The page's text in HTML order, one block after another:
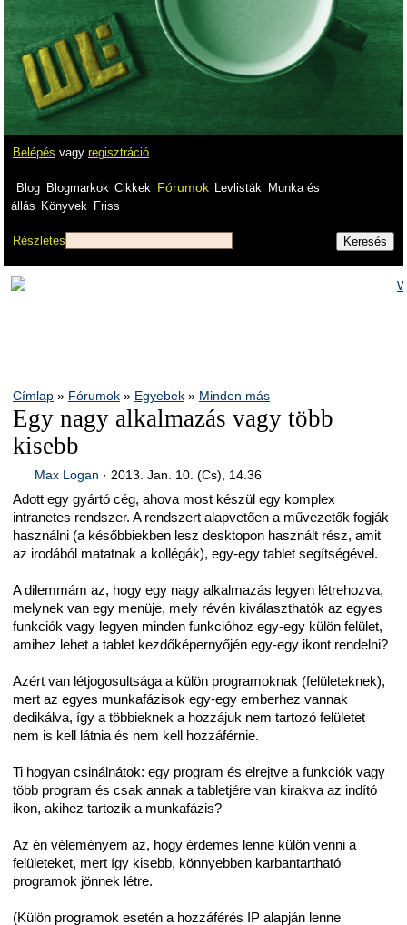
Belépés vagy regisztráció
Blog Blogmarkok Cikkek Fórumok Levlisták
Munka és
állás Könyvek Friss
Részletes
Címlap » Fórumok » Egyebek » Minden más
Egy nagy alkalmazás vagy több
kisebb
Max Logan · 2013. Jan. 10. (Cs), 14.36
Adott egy gyártó cég, ahova most készül egy komplex
intranetes rendszer. A rendszert alapvetően a művezetők fogják
használni (a későbbiekben lesz desktopon használt rész, amit
az irodából matatnak a kollégák), egy-egy tablet segítségével.
A dilemmám az, hogy egy nagy alkalmazás legyen létrehozva,
melynek van egy menüje, mely révén kiválaszthatók az egyes
funkciók vagy legyen minden funkcióhoz egy-egy külön felület,
amihez lehet a tablet kezdőképernyőjén egy-egy ikont rendelni?
Azért van létjogosultsága a külön programoknak (felületeknek),
mert az egyes munkafázisok egy-egy emberhez vannak
dedikálva, így a többieknek a hozzájuk nem tartozó felületet
nem is kell látnia és nem kell hozzáférnie.
Ti hogyan csinálnátok: egy program és elrejtve a funkciók vagy
több program és csak annak a tabletjére van kirakva az indító
ikon, akihez tartozik a munkafázis?
Az én véleményem az, hogy érdemes lenne külön venni a
felületeket, mert így kisebb, könnyebben karbantartható
programok jönnek létre.
(Külön programok esetén a hozzáférés IP alapján lenne